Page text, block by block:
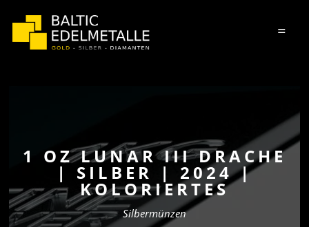
=
1 OZ LUNAR III DRACHE
| SILBER | 2024 |
KOLORIERTES
Silbermünzen